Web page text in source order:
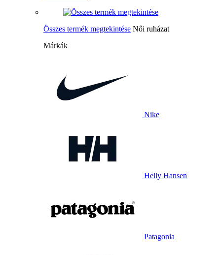
Összes termék megtekintése Női ruházat
Márkák
Nike
Helly Hansen
Patagonia